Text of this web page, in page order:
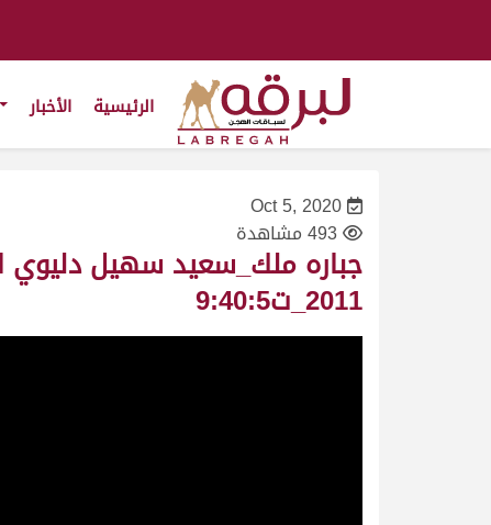
الرئيسية الأخبار
Oct 5, 2020
493 مشاهدة
2011_ت9:40:5